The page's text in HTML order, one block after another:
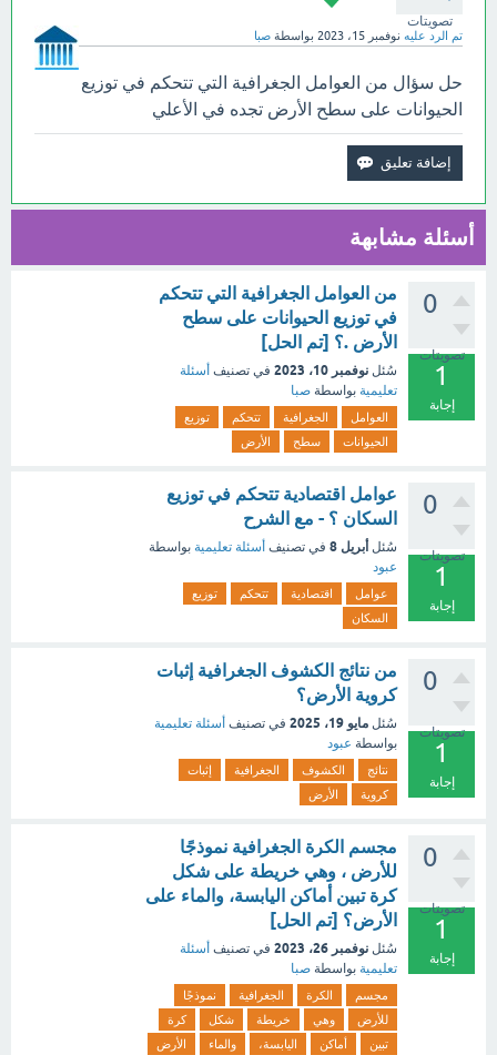
تصويتات
تم الرد عليه نوفمبر 15، 2023 بواسطة صبا
حل سؤال من العوامل الجغرافية التي تتحكم في توزيع
الحيوانات على سطح الأرض تجده في الأعلي
أسئلة مشابهة
0
تصويتات
1
إجابة
من العوامل الجغرافية التي تتحكم
في توزيع الحيوانات على سطح
الأرض .؟ [تم الحل]
سُئل نوفمبر 10، 2023 في تصنيف أسئلة
تعليمية بواسطة صبا
العوامل الجغرافية تتحكم
توزيع
الحيوانات
سطح الأرض
0
تصويتات
1
إجابة
عوامل اقتصادية تتحكم في توزيع
السكان ؟ - مع الشرح
سُئل أبريل 8 في تصنيف أسئلة تعليمية بواسطة
عبود
عوامل اقتصادية تتحكم
توزيع
السكان
0
تصويتات
1
إجابة
من نتائج الكشوف الجغرافية إثبات
كروية الأرض؟
سُئل مايو 19، 2025 في تصنيف أسئلة تعليمية
بواسطة عبود
نتائج الكشوف الجغرافية
إثبات
كروية
الأرض
0
تصويتات
1
إجابة
مجسم الكرة الجغرافية نموذجًا
للأرض ، وهي خريطة على شكل
كرة تبين أماكن اليابسة، والماء على
الأرض؟ [تم الحل]
سُئل نوفمبر 26، 2023 في تصنيف أسئلة
تعليمية بواسطة صبا
مجسم الكرة الجغرافية
نموذجًا
للأرض
وهي خريطة شكل
كرة
تبين
أماكن اليابسة، والماء الأرض